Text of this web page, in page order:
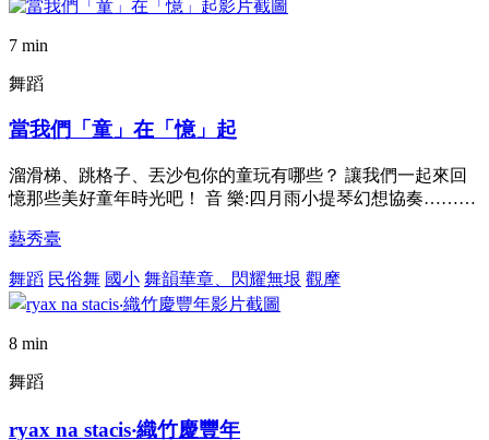
7 min
舞蹈
當我們「童」在「憶」起
溜滑梯、跳格子、丟沙包你的童玩有哪些？ 讓我們一起來回
憶那些美好童年時光吧！ 音 樂:四月雨小提琴幻想協奏………
藝秀臺
舞蹈 民俗舞 國小 舞韻華章、閃耀無垠 觀摩
8 min
舞蹈
ryax na stacis‧織竹慶豐年